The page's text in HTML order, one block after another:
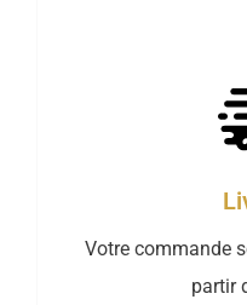
Votre commande
partir